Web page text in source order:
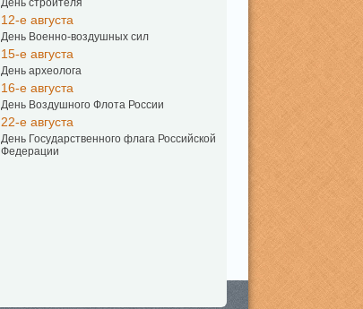
День строителя
12-е августа
День Военно-воздушных сил
15-е августа
День археолога
16-е августа
День Воздушного Флота России
22-е августа
День Государственного флага Российской
Федерации